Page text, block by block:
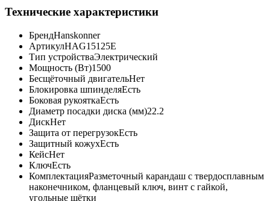
Технические характеристики
БрендHanskonner
АртикулHAG15125E
Тип устройстваЭлектрический
Мощность (Вт)1500
Бесщёточный двигательНет
Блокировка шпинделяЕсть
Боковая рукояткаЕсть
Диаметр посадки диска (мм)22.2
ДискНет
Защита от перегрузокЕсть
Защитный кожухЕсть
КейсНет
КлючЕсть
КомплектацияРазметочный карандаш с твердосплавным
наконечником, фланцевый ключ, винт с гайкой,
угольные щётки